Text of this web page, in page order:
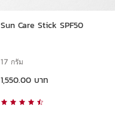
Sun Care Stick SPF50
17 กรัม
1,550.00 บาท